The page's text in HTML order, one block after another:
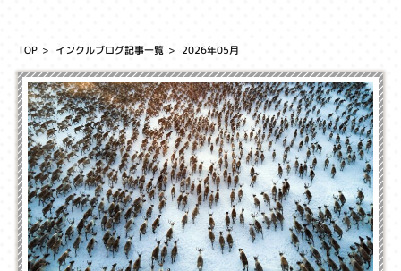
TOP インクルブログ記事一覧 2026年05月